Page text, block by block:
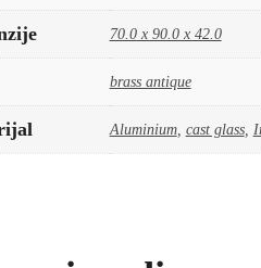
70.0 x 90.0 x 42.0
brass antique
Aluminium, cast glass,